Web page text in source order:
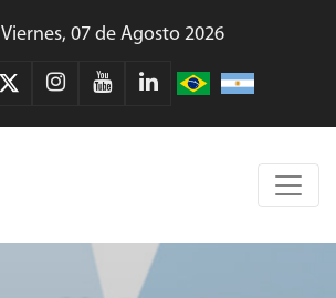
Viernes, 07 de Agosto 2026